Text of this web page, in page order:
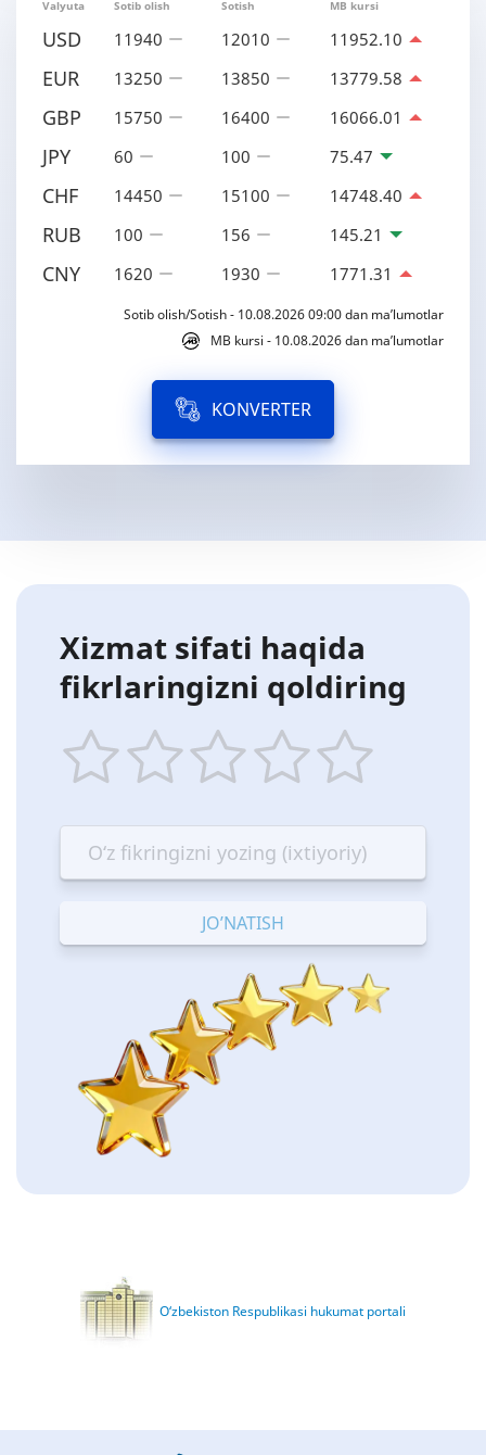
Valyuta Sotib olish Sotish MB kursi
USD 11940 12010 11952.10
EUR 13250 13850 13779.58
GBP 15750 16400 16066.01
JPY 60 100 75.47
CHF 14450 15100 14748.40
RUB 100 156 145.21
CNY 1620 1930 1771.31
Sotib olish/Sotish - 10.08.2026 09:00 dan ma’lumotlar
MB kursi - 10.08.2026 dan ma’lumotlar
KONVERTER
Xizmat sifati haqida
fikrlaringizni qoldiring
star
Terrible
stars
—
Bad
stars
—
OK
stars
—
Good
stars
—
Excellent
O‘zbekiston Respublikasi hukumat portali